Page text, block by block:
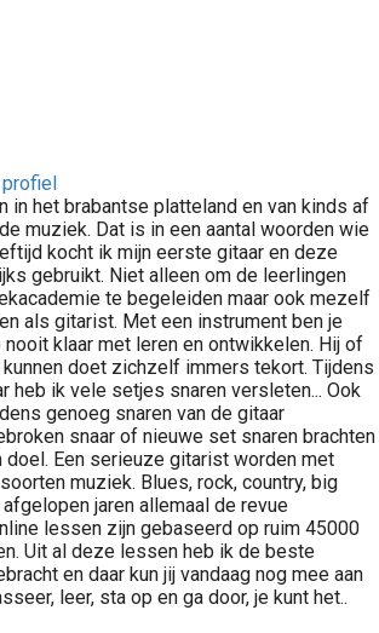
in het brabantse platteland en van kinds af
muziek. Dat is in een aantal woorden wie
kocht ik mijn eerste gitaar en deze
gebruikt. Niet alleen om de leerlingen
te begeleiden maar ook mezelf
als gitarist. Met een instrument ben je
klaar met leren en ontwikkelen. Hij of
doet zichzelf immers tekort. Tijdens
heb ik vele setjes snaren versleten... Ook
genoeg snaren van de gitaar
snaar of nieuwe set snaren brachten
doel. Een serieuze gitarist worden met
muziek. Blues, rock, country, big
jaren allemaal de revue
lessen zijn gebaseerd op ruim 45000
Uit al deze lessen heb ik de beste
en daar kun jij vandaag nog mee aan
leer, sta op en ga door, je kunt het..